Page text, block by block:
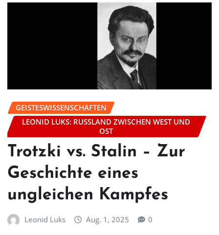
GEISTESWISSENSCHAFTEN
LEONID LUKS: RUSSLAND ZWISCHEN WEST UND
OST
Trotzki vs. Stalin – Zur
Geschichte eines
ungleichen Kampfes
Leonid Luks Aug. 1, 2025 0